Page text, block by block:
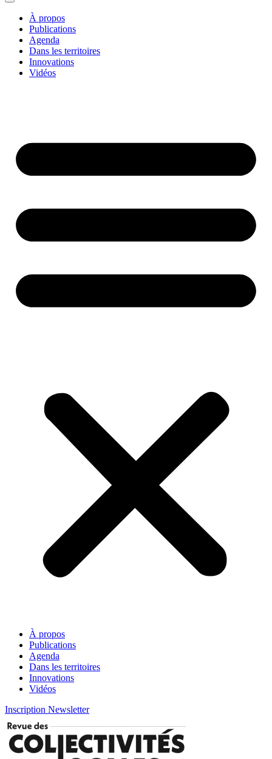
À propos
Publications
Agenda
Dans les territoires
Innovations
Vidéos
À propos
Publications
Agenda
Dans les territoires
Innovations
Vidéos
Inscription Newsletter